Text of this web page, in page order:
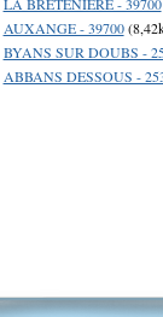
AUXANGE - 39700
BYANS SUR DOUBS -
ABBANS DESSOUS -